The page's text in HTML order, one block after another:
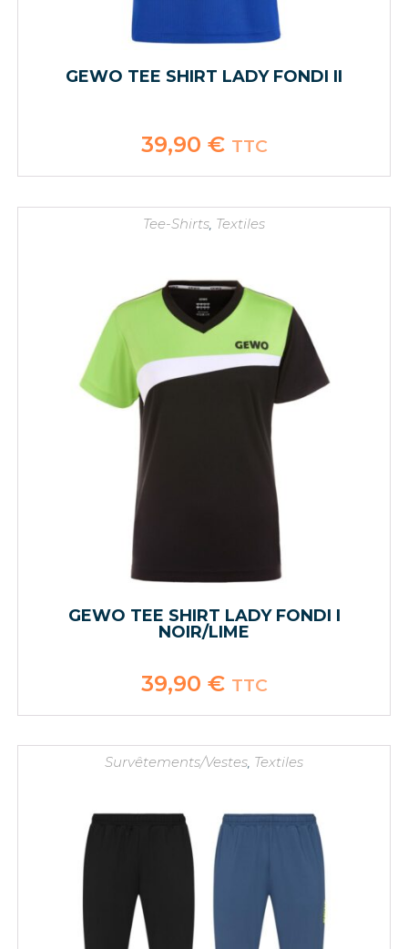
GEWO TEE SHIRT LADY FONDI II
39,90 € TTC
Tee-Shirts, Textiles
GEWO TEE SHIRT LADY FONDI I
NOIR/LIME
39,90 € TTC
Survêtements/Vestes, Textiles